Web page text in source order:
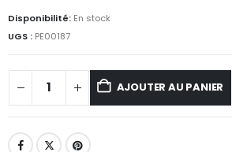
Disponibilité: En stock
UGS : PE00187
AJOUTER AU PANIER